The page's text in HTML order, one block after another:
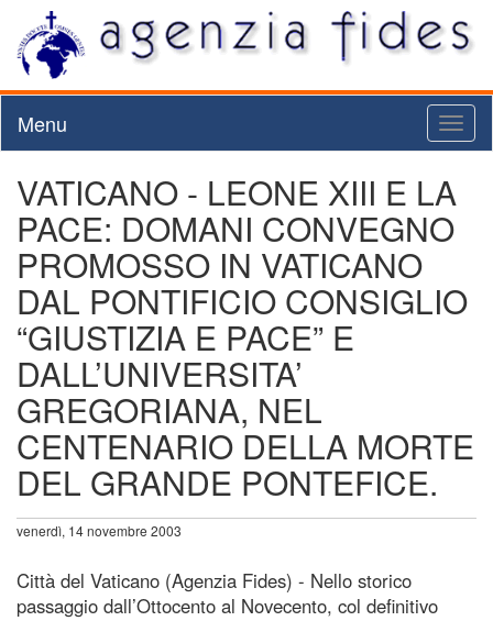
Menu
VATICANO - LEONE XIII E LA
PACE: DOMANI CONVEGNO
PROMOSSO IN VATICANO
DAL PONTIFICIO CONSIGLIO
“GIUSTIZIA E PACE” E
DALL’UNIVERSITA’
GREGORIANA, NEL
CENTENARIO DELLA MORTE
DEL GRANDE PONTEFICE.
venerdì, 14 novembre 2003
Città del Vaticano (Agenzia Fides) - Nello storico
passaggio dall’Ottocento al Novecento, col definitivo